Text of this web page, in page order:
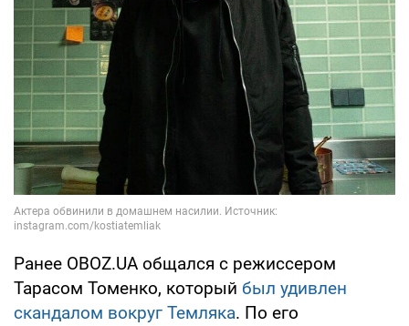
Ранее OBOZ.UA общался с режиссером
Тарасом Томенко, который был удивлен
скандалом вокруг Темляка. По его